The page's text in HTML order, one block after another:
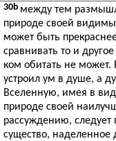
30b между тем
природе своей
может быть
сравнивать то и
ком обитать не может.
устроил ум в душе, а
Вселенную, имея в
природе своей
рассуждению, следует
существо,